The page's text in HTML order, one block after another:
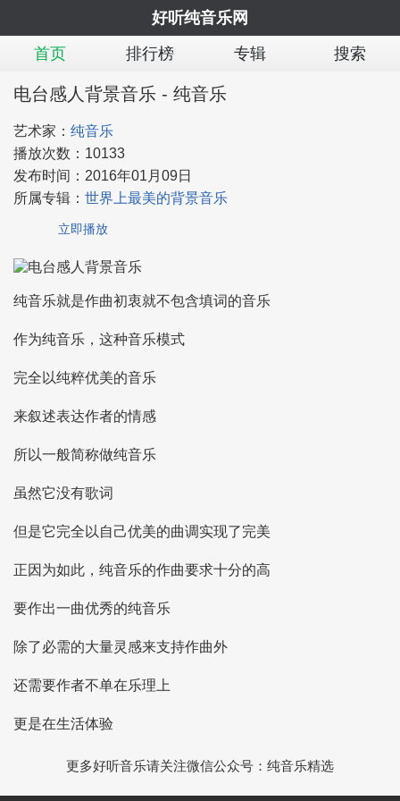
好听纯音乐网
首页
排行榜 专辑 搜索
电台感人背景音乐 - 纯音乐
艺术家： 纯音乐
播放次数： 10133
发布时间： 2016年01月09日
所属专辑： 世界上最美的背景音乐
立即播放
纯音乐就是作曲初衷就不包含填词的音乐
作为纯音乐，这种音乐模式
完全以纯粹优美的音乐
来叙述表达作者的情感
所以一般简称做纯音乐
虽然它没有歌词
但是它完全以自己优美的曲调实现了完美
正因为如此，纯音乐的作曲要求十分的高
要作出一曲优秀的纯音乐
除了必需的大量灵感来支持作曲外
还需要作者不单在乐理上
更是在生活体验
更多好听音乐请关注微信公众号：纯音乐精选